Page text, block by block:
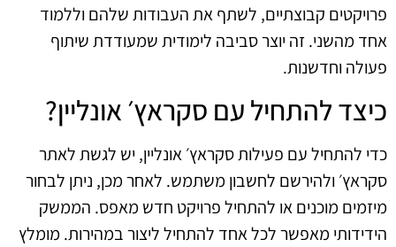
פרויקטים קבוצתיים, לשתף את העבודות שלהם וללמוד
אחד מהשני. זה יוצר סביבה לימודית שמעודדת שיתוף
פעולה וחדשנות.
כיצד להתחיל עם סקראץ׳ אונליין?
כדי להתחיל עם פעילות סקראץ׳ אונליין, יש לגשת לאתר
סקראץ׳ ולהירשם לחשבון משתמש. לאחר מכן, ניתן לבחור
מיזמים מוכנים או להתחיל פרויקט חדש מאפס. הממשק
הידידותי מאפשר לכל אחד להתחיל ליצור במהירות. מומלץ